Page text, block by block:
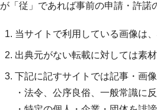
が「従」であれば事前の申請・許諾
当サイトで利用している画像は
出典元がない転載に対しては素
下記に記すサイトでは記事・画
・法令、公序良俗、一般常識に